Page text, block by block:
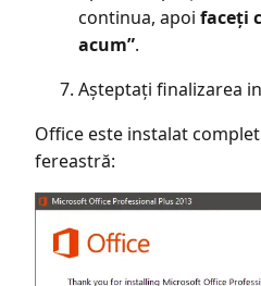
continua, apoi faceți
acum”.
Așteptați finalizarea
Office este instalat
fereastră: